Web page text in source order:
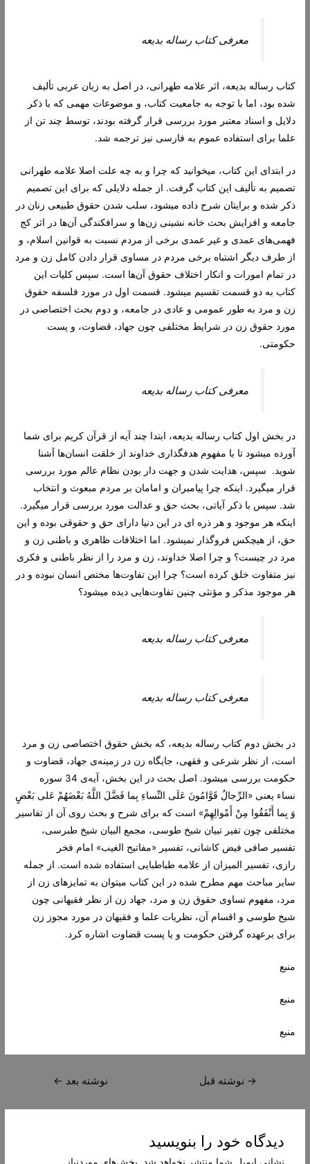
معرفی کتاب رساله بدیعه
کتاب رساله بدیعه، اثر علامه طهرانی، در اصل به زبان عربی تألیف
شده بود، اما با توجه به جامعیت کتاب، و موضوعات مهمی که با ذکر
دلایل و اسناد معتبر مورد بررسی قرار گرفته بودند، توسط چند تن از
علما برای استفاده عموم به فارسی نیز ترجمه شد.
در ابتدای این کتاب، میخوانید که چرا و به چه علت اصلا علامه طهرانی
تصمیم به تألیف این کتاب گرفت. از جمله دلایلی که برای این تصمیم
ذکر شده و برایتان شرح داده میشود، سلب شدن حقوق طبیعی زنان در
جامعه و افزایش بحث خانه نشینی زن‌ها و سرافکندگی آن‌ها در اثر کج
فهمی‌های عمدی و غیر عمدی برخی از مردم نسبت بهقوانین اسلام، و
از طرف دیگر اشتباه برخی مردم در مساوی قرار دادن کامل زن و مرد
در تمام امورات و انکار اختلاف حقوق آن‌ها است. سپس کلیات این
کتاب به دو قسمت تقسیم میشود. قسمت اول در مورد فلسفه حقوق
زن و مرد به طور عمومی و عادی در جامعه، و دوم بحث اختصاصی در
مورد حقوق زن در شرایط مختلفی چونجهاد، قضاوت، و پست
حکومتی.
معرفی کتاب رساله بدیعه
در بخش اول کتاب رساله بدیعه، ابتدا چند آیه از قرآن کریمبرای شما
آورده میشود تا با مفهوم هدفگذاری خداوند از خلقتانسان‌ها آشنا
شوید. سپس، هدایت شدن و جهت دار بودن نظام عالم مورد بررسی
قرار میگیرد. اینکه چرا پیامبران و امامان بر مردم مبعوث و انتخاب
شد. سپس با ذکر آیاتی، بحث حق و عدالت مورد بررسی قرار میگیرد.
اینکه هر موجود و هر ذره ای در این دنیا دارای حق و حقوقی بوده و این
حق، از هیچکس فروگذار نمیشود. اما اختلافات ظاهری و باطنی زن و
مرد در چیست؟ و چرا اصلا خداوند، زن و مرد را از نظر باطنی و فکری
نیز متفاوت خلق کرده است؟ چرا این تفاوت‌ها مختص انسان نبوده و در
هر موجود مذکر و مؤنثی چنین تفاوت‌هایی دیده میشود؟
معرفی کتاب رساله بدیعه
معرفی کتاب رساله بدیعه
در بخش دوم کتاب رساله بدیعه، که بخش حقوق اختصاصی زن و مرد
است، از نظر شرعی و فقهی، جایگاه زن در زمینه‌ی جهاد، قضاوت و
حكومت‌ بررسی میشود. اصل بحث در این بخش، آیه‌ی 34
سوره
نساءیعنی «الرِّجالُ قَوَّامُونَ عَلَى النِّساءِ بِما فَضَّلَ اللَّهُ بَعْضَهُمْ عَلى‌ بَعْضٍ
وَ بِما أَنْفَقُوا مِنْ أَمْوالِهِمْ‌» است که برای شرح و بحث روی آن از تفاسیر
مختلفی چون تفیر تبیانشیخ طوسی ، مجمع البیانشیخ طبرسی ،
تفسیر صافیفیض کاشانی ، تفسیر «مفاتیح الغیب» امام فخر
رازی،تفسیر المیزاناز علامه طباطبایی استفاده شده است. از جمله
سایر مباحث مهم مطرح شده در این کتاب میتوان به تمایزهای زن از
مرد، مفهوم تساوی حقوق زن و مرد، جهاد زن از نظر فقیهانی چون
شیخ طوسی و اقسام آن، نظریات علما و فقیهان در مورد مجوز زن
برای برعهده گرفتن حکومت و یا پست قضاوت اشاره کرد.
منبع
منبع
منبع
راهبری
→نوشته قبل نوشته بعد←
دیدگاه‌ خود را بنویسید
نشانی ایمیل شما منتشر نخواهد شد. بخش‌های موردنیاز